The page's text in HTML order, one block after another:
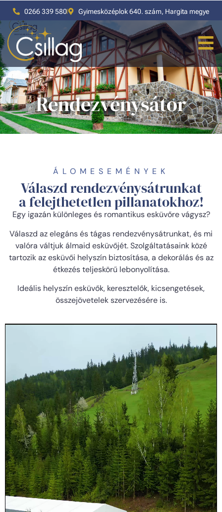
0266 339 580 Gyimesközéplok 640. szám, Hargita megye
Rendezvénysátor
ÁLOMESEMÉNYEK
Válaszd rendezvénysátrunkat
a felejthetetlen pillanatokhoz!
Egy igazán különleges és romantikus esküvőre vágysz?
Válaszd az elegáns és tágas rendezvénysátrunkat, és mi
valóra váltjuk álmaid esküvőjét. Szolgáltatásaink közé
tartozik az esküvői helyszín biztosítása, a dekorálás és az
étkezés teljeskörű lebonyolítása.
Ideális helyszín esküvők, keresztelők, kicsengetések,
összejövetelek szervezésére is.